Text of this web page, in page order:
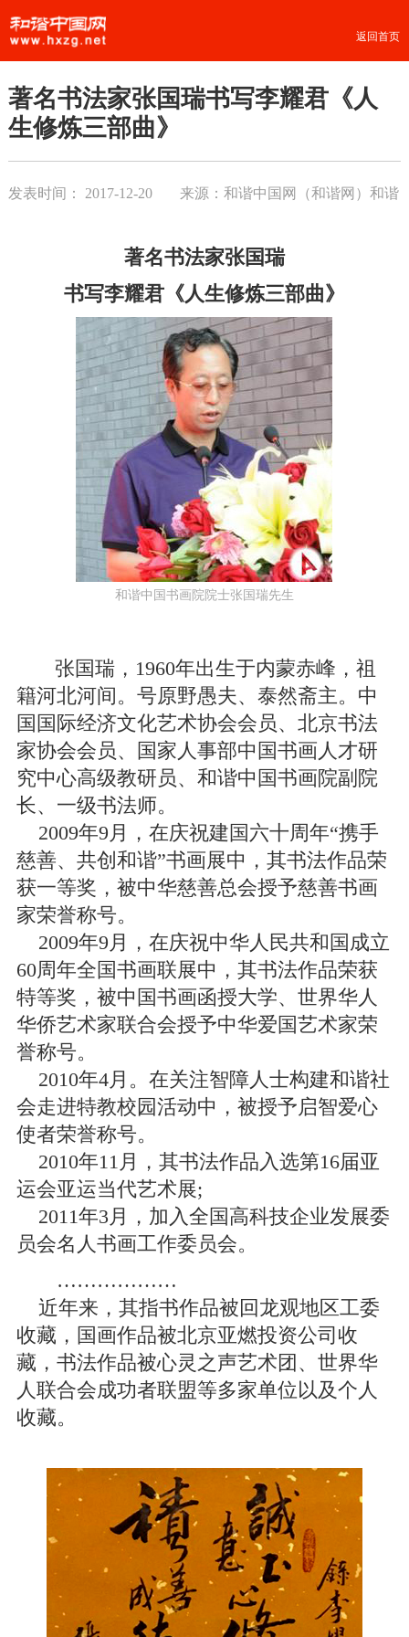
返回首页
著名书法家张国瑞书写李耀君《人
生修炼三部曲》
发表时间： 2017-12-20
来源：和谐中国网（和谐网）和谐
著名书法家张国瑞
书写李耀君《人生修炼三部曲》
和谐中国书画院院士张国瑞先生
张国瑞，1960年出生于内蒙赤峰，祖
籍河北河间。号原野愚夫、泰然斋主。中
国国际经济文化艺术协会会员、北京书法
家协会会员、国家人事部中国书画人才研
究中心高级教研员、和谐中国书画院副院
长、一级书法师。
2009年9月，在庆祝建国六十周年“携手
慈善、共创和谐”书画展中，其书法作品荣
获一等奖，被中华慈善总会授予慈善书画
家荣誉称号。
2009年9月，在庆祝中华人民共和国成立
60周年全国书画联展中，其书法作品荣获
特等奖，被中国书画函授大学、世界华人
华侨艺术家联合会授予中华爱国艺术家荣
誉称号。
2010年4月。在关注智障人士构建和谐社
会走进特教校园活动中，被授予启智爱心
使者荣誉称号。
2010年11月，其书法作品入选第16届亚
运会亚运当代艺术展;
2011年3月，加入全国高科技企业发展委
员会名人书画工作委员会。
………………
近年来，其指书作品被回龙观地区工委
收藏，国画作品被北京亚燃投资公司收
藏，书法作品被心灵之声艺术团、世界华
人联合会成功者联盟等多家单位以及个人
收藏。